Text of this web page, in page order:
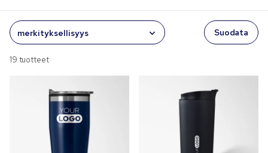
Suodata
19 tuotteet